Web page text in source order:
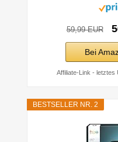
59,99 EUR
Bei
Affiliate-Link - letztes
BESTSELLER NR. 2